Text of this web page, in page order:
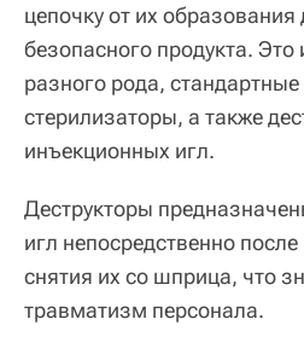
цепочку от их образования
безопасного продукта. Это
разного рода,
стерилизаторы, а также
инъекционных игл.
Деструкторы
игл непосредственно
снятия их со шприца, что
травматизм персонала.